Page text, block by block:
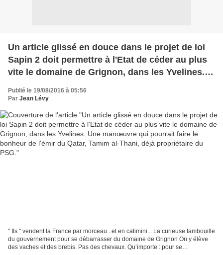
Un article glissé en douce dans le projet de loi
Sapin 2 doit permettre à l'Etat de céder au plus
vite le domaine de Grignon, dans les Yvelines.
l'émir du Qatar, Tamim al-Thani, déjà
Publié le 19/08/2016 à 05:56
Par Jean Lévy
" Ils " vendent la France par morceau...et en catimini... La curieuse tambouille
du gouvernement pour se débarrasser du domaine de Grignon On y élève
des vaches et des brebis. Pas des chevaux. Qu’importe : pour se